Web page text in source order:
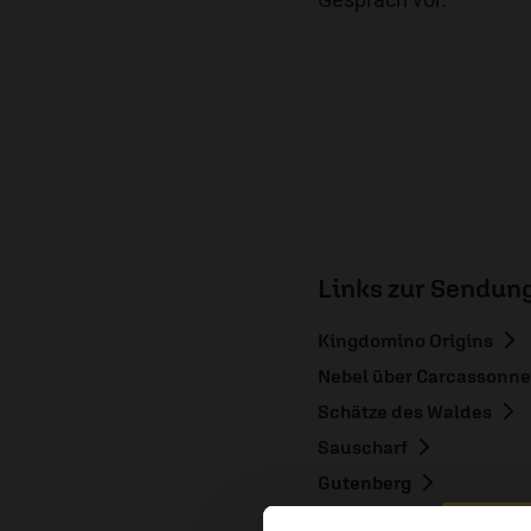
Links zur
Kingdomino Origins
Nebel über Carcassonne
Schätze des Waldes
Sauscharf
Gutenberg